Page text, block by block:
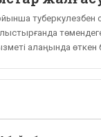
туберкулезбен
алаңында өткен